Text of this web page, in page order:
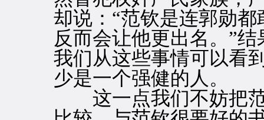
却说：“范钦是连郭勋
反而会让他更出名。”
我们从这些事情可以看
少是一个强健的人。
这一点我们不妨把范